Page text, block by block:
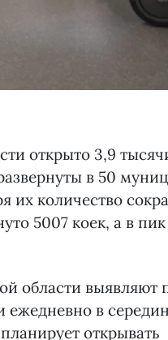
открыто 3,9
в 50
их количество
5007 коек, а в
области выявляют
в
открывать